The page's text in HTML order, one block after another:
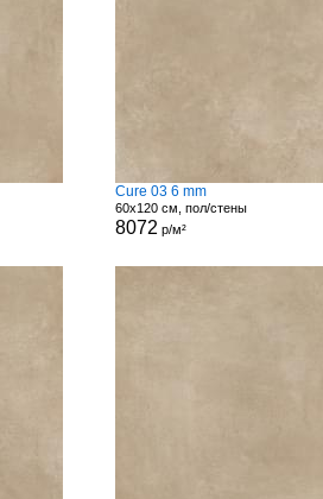
Cure 03 6 mm
60x120 см, пол/стены
8072 р/м²